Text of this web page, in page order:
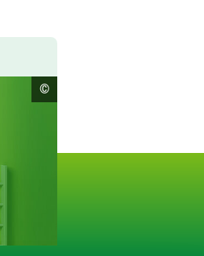
Copyright
Informationen
©